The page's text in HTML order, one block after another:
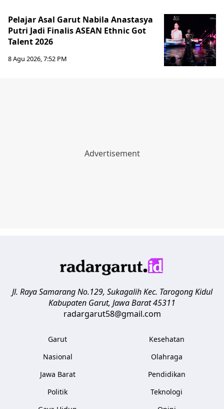
Pelajar Asal Garut Nabila Anastasya
Putri Jadi Finalis ASEAN Ethnic Got
Talent 2026
8 Agu 2026, 7:52 PM
Jl. Raya Samarang No.129, Sukagalih Kec. Tarogong Kidul
Kabupaten Garut, Jawa Barat45311
radargarut58@gmail.com
Garut
Nasional
Jawa Barat
Politik
Kesehatan
Olahraga
Pendidikan
Teknologi